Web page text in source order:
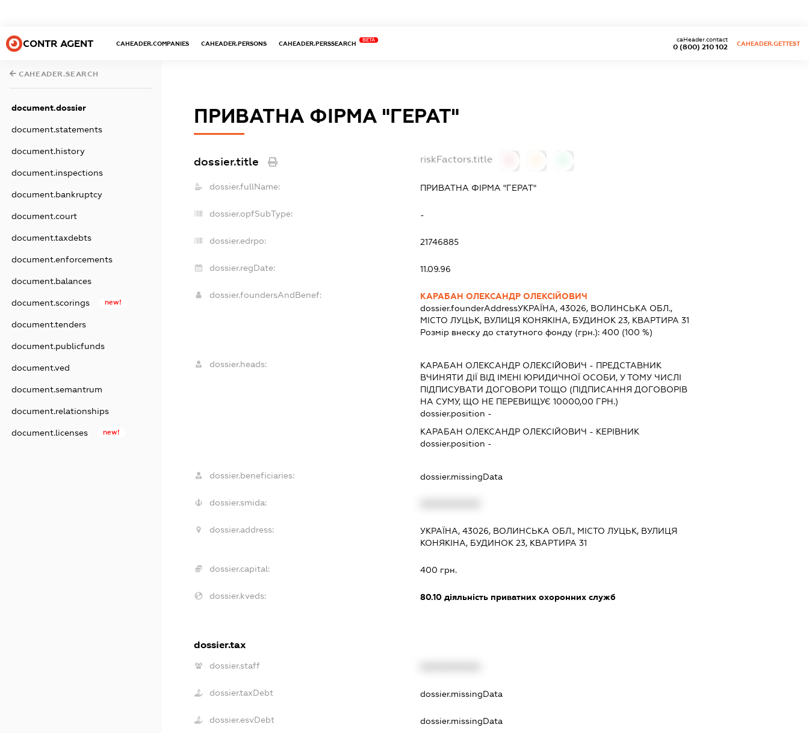
CONTR AGENT CAHEADER.COMPANIES CAHEADER.PERSONS CAHEADER.PERSSEARCH
BETA
0 (800) 210 102
caHeader.contact
CAHEADER.GETTEST
CAHEADER.SEARCH
document.dossier
document.statements
document.history
document.inspections
document.bankruptcy
document.court
document.taxdebts
document.enforcements
document.balances
document.scorings new!
document.tenders
document.publicfunds
document.ved
document.semantrum
document.relationships
document.licenses new!
ПРИВАТНА ФІРМА "ГЕРАТ"
dossier.title riskFactors.title
dossier.fullName: ПРИВАТНА ФІРМА "ГЕРАТ"
dossier.opfSubType: -
dossier.edrpo: 21746885
dossier.regDate: 11.09.96
dossier.foundersAndBenef:
КАРАБАН ОЛЕКСАНДР ОЛЕКСІЙОВИЧ
dossier.founderAddressУКРАЇНА, 43026, ВОЛИНСЬКА ОБЛ.,
МІСТО ЛУЦЬК, ВУЛИЦЯ КОНЯКІНА, БУДИНОК 23, КВАРТИРА 31
Розмір внеску до статутного фонду (грн.): 400 (100 %)
dossier.heads: КАРАБАН ОЛЕКСАНДР ОЛЕКСІЙОВИЧ - ПРЕДСТАВНИК
ВЧИНЯТИ ДІЇ ВІД ІМЕНІ ЮРИДИЧНОЇ ОСОБИ, У ТОМУ ЧИСЛІ
ПІДПИСУВАТИ ДОГОВОРИ ТОЩО (ПІДПИСАННЯ ДОГОВОРІВ
НА СУМУ, ЩО НЕ ПЕРЕВИЩУЄ 10000,00 ГРН.)
dossier.position -
КАРАБАН ОЛЕКСАНДР ОЛЕКСІЙОВИЧ - КЕРІВНИК
dossier.position -
dossier.beneficiaries: dossier.missingData
dossier.smida:
dossier.address:
УКРАЇНА, 43026, ВОЛИНСЬКА ОБЛ., МІСТО ЛУЦЬК, ВУЛИЦЯ
КОНЯКІНА, БУДИНОК 23, КВАРТИРА 31
dossier.capital: 400 грн.
dossier.kveds: 80.10діяльність приватних охоронних служб
dossier.tax
dossier.staff
dossier.taxDebt dossier.missingData
dossier.esvDebt dossier.missingData